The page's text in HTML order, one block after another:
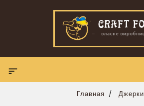

Главная Джерки